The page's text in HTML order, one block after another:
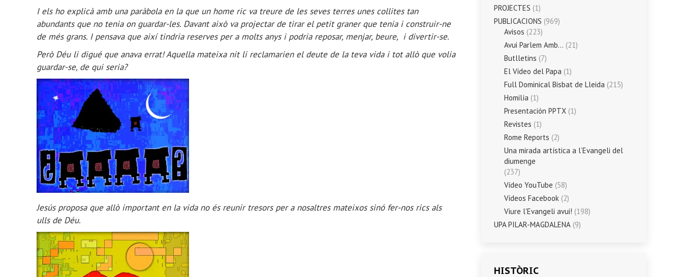
I els ho explicà amb una paràbola en la que un home ric va treure de les seves terres unes collites tan
abundants que no tenia on guardar-les. Davant això va projectar de tirar el petit graner que tenia i construir-ne
de més grans. I pensava que així tindria reserves per a molts anys i podria reposar, menjar, beure, i divertir-se.
Però Déu li digué que anava errat! Aquella mateixa nit li reclamarien el deute de la teva vida i tot allò que volia
guardar-se, de qui seria?
Jesús proposa que allò important en la vida no és reunir tresors per a nosaltres mateixos sinó fer-nos rics als
ulls de Déu.
PROJECTES (1)
PUBLICACIONS (969)
Avisos (223)
Avui Parlem Amb… (21)
Butlletins (7)
El Vídeo del Papa (1)
Full Dominical Bisbat de Lleida (215)
Homilía (1)
Presentación PPTX (1)
Revistes (1)
Rome Reports (2)
Una mirada artística a l’Evangeli del
diumenge
(237)
Vídeo YouTube (58)
Vídeos Facebook (2)
Viure l'Evangeli avui! (198)
UPA PILAR-MAGDALENA (9)
HISTÒRIC